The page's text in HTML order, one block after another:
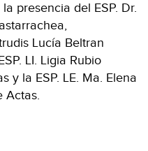
presencia del ESP. Dr.
Lucía Beltran
LI. Ligia Rubio
y la ESP. LE. Ma. Elena
Actas.